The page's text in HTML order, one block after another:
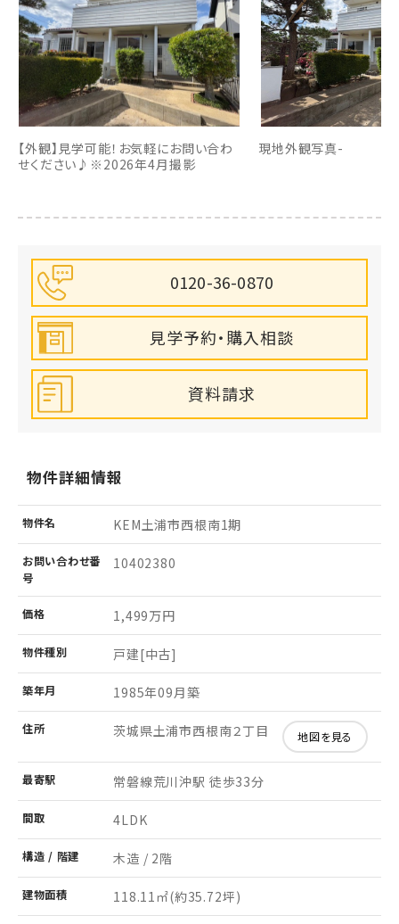
【外観】見学可能！お気軽にお問い合わ
せください♪※2026年4月撮影
現地外観写真-
0120-36-0870
見学予約・購入相談
資料請求
物件詳細情報
物件名 KEM土浦市西根南1期
お問い合わせ番
号
10402380
価格 1,499万円
物件種別 戸建[中古]
築年月 1985年09月築
住所 茨城県土浦市西根南２丁目 地図を見る
最寄駅 常磐線荒川沖駅 徒歩33分
間取 4LDK
構造 / 階建 木造 / 2階
建物面積 118.11㎡(約35.72坪)